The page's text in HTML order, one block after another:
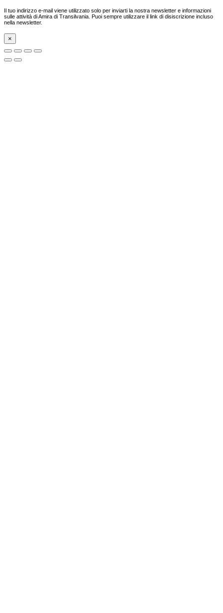
Il tuo indirizzo e-mail viene utilizzato solo per inviarti la nostra newsletter e informazioni
sulle attività di Amira di Transilvania. Puoi sempre utilizzare il link di disiscrizione incluso
nella newsletter.
×